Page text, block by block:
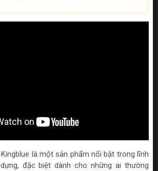
là một sản phẩm nổi bật trong lĩnh
đặc biệt dành cho những ai thường